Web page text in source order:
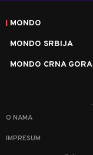
MONDO
MONDO SRBIJA
MONDO CRNA GORA
O NAMA
IMPRESUM